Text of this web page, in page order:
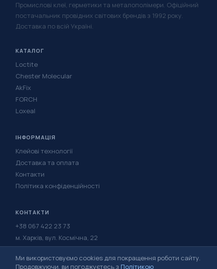
Промислові клеї, герметики та металополімери. Офіційний
постачальник провідних світових брендів з 1992 року.
Доставка по всій Україні.
КАТАЛОГ
Loctite
Chester Molecular
AkFix
FORCH
Loxeal
ІНФОРМАЦІЯ
Клейові технології
Доставка та оплата
Контакти
Політика конфіденційності
КОНТАКТИ
+38 067 422 23 73
м. Харків, вул. Космічна, 22
Написати в Telegram
Написати у Viber
Ми використовуємо cookies для покращення роботи сайту.
Продовжуючи, ви погоджуєтесь з Політикою